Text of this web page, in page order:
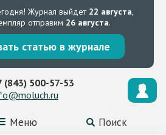
Журнал выйдет 22 августа,
отправим 26 августа.
статью в журнале
Меню Поиск
(843) 500-57-53